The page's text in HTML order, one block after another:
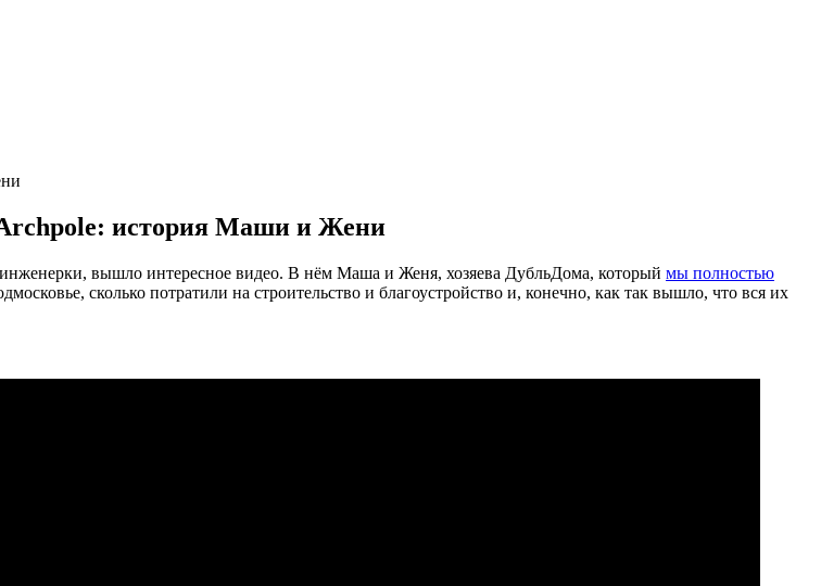
история Маши и Жени
вышло интересное видео. В нём Маша и Женя, хозяева ДубльДома, который мы полностью
сколько потратили на строительство и благоустройство и, конечно, как так вышло, что вся их